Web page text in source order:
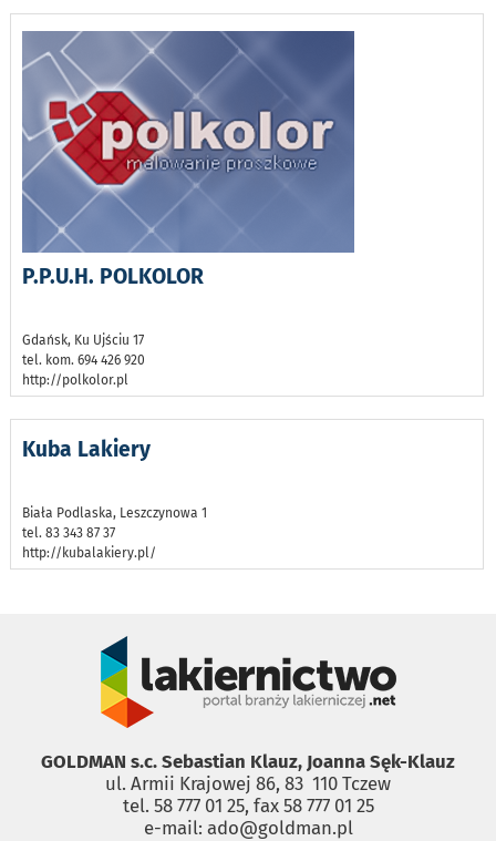
P.P.U.H. POLKOLOR
Gdańsk, Ku Ujściu 17
tel. kom. 694 426 920
http://polkolor.pl
Kuba Lakiery
Biała Podlaska, Leszczynowa 1
tel. 83 343 87 37
http://kubalakiery.pl/
GOLDMAN s.c. Sebastian Klauz, Joanna Sęk-Klauz
ul. Armii Krajowej 86, 83 ­ 110 Tczew
tel. 58 777 01 25, fax 58 777 01 25
e-mail: ado@goldman.pl